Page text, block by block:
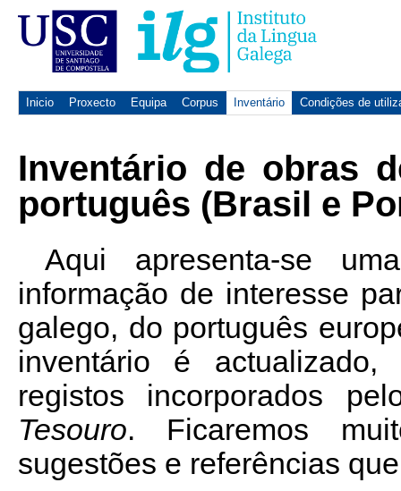
Inicio Proxecto Equipa Corpus Inventário Condições de
Inventário de obras
português (Brasil e
Aqui apresenta-se
informação de interesse
galego, do português
inventário é
registos incorporados
Tesouro. Ficaremos
sugestões e referências